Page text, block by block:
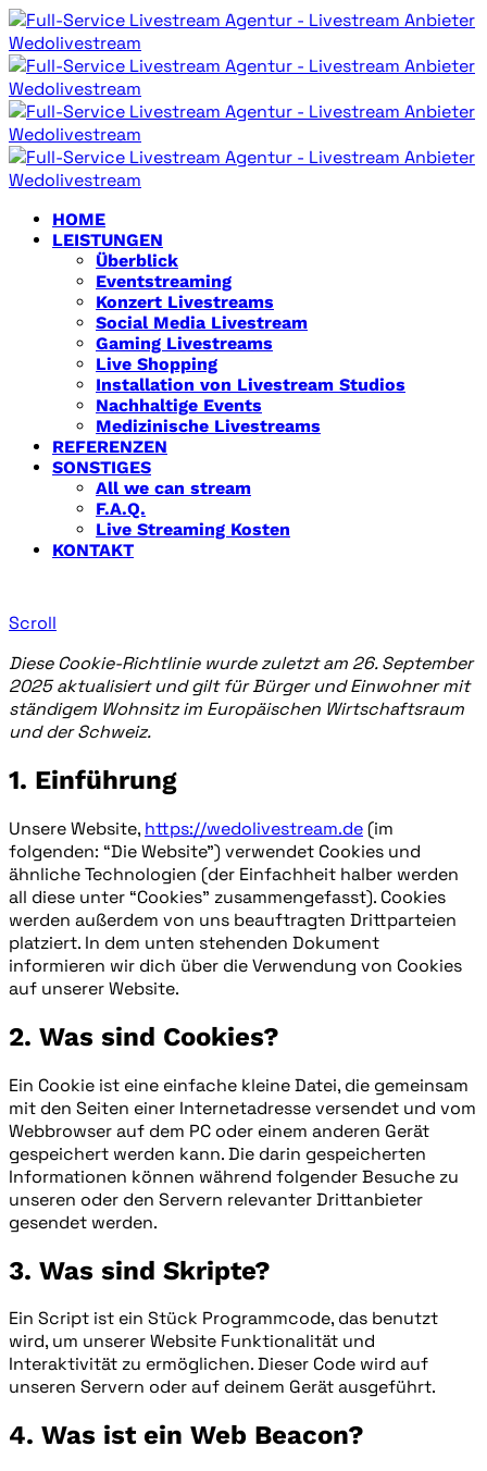
HOME
LEISTUNGEN
Überblick
Eventstreaming
Konzert Livestreams
Social Media Livestream
Gaming Livestreams
Live Shopping
Installation von Livestream Studios
Nachhaltige Events
Medizinische Livestreams
REFERENZEN
SONSTIGES
All we can stream
F.A.Q.
Live Streaming Kosten
KONTAKT
Scroll
Diese Cookie-Richtlinie wurde zuletzt am 26. September
2025 aktualisiert und gilt für Bürger und Einwohner mit
ständigem Wohnsitz im Europäischen Wirtschaftsraum
und der Schweiz.
1. Einführung
Unsere Website, https://wedolivestream.de (im
folgenden: “Die Website”) verwendet Cookies und
ähnliche Technologien (der Einfachheit halber werden
all diese unter “Cookies” zusammengefasst). Cookies
werden außerdem von uns beauftragten Drittparteien
platziert. In dem unten stehenden Dokument
informieren wir dich über die Verwendung von Cookies
auf unserer Website.
2. Was sind Cookies?
Ein Cookie ist eine einfache kleine Datei, die gemeinsam
mit den Seiten einer Internetadresse versendet und vom
Webbrowser auf dem PC oder einem anderen Gerät
gespeichert werden kann. Die darin gespeicherten
Informationen können während folgender Besuche zu
unseren oder den Servern relevanter Drittanbieter
gesendet werden.
3. Was sind Skripte?
Ein Script ist ein Stück Programmcode, das benutzt
wird, um unserer Website Funktionalität und
Interaktivität zu ermöglichen. Dieser Code wird auf
unseren Servern oder auf deinem Gerät ausgeführt.
4. Was ist ein Web Beacon?